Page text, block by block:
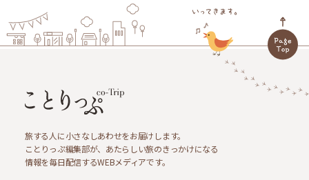
旅する人に小さなしあわせをお届けします。
ことりっぷ編集部が、あたらしい旅のきっかけになる
情報を毎日配信するWEBメディアです。